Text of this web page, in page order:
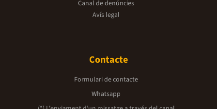
Canal de denúncies
Avís legal
Contacte
Formulari de contacte
Whatsapp